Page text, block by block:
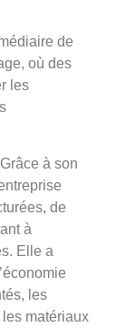
de
où des
les
à son
de
à
Elle a
les
matériaux